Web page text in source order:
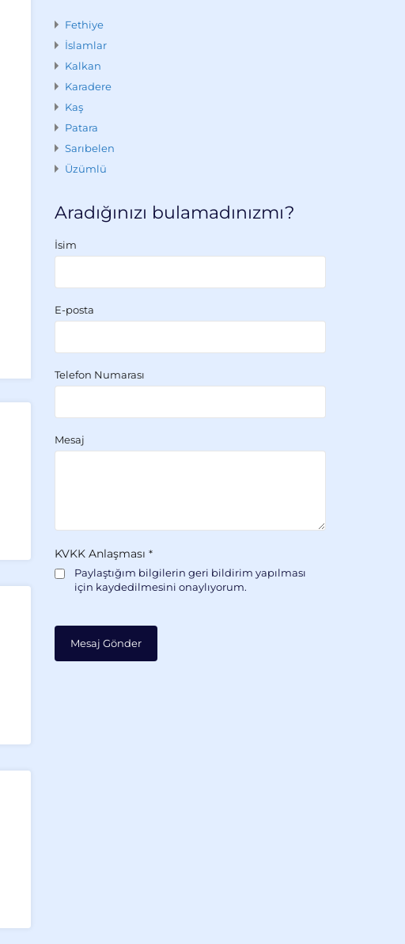
Fethiye
İslamlar
Kalkan
Karadere
Kaş
Patara
Sarıbelen
Üzümlü
Aradığınızı bulamadınızmı?
İsim
E-posta
Telefon Numarası
Mesaj
KVKK Anlaşması *
Paylaştığım bilgilerin geri bildirim yapılması
için kaydedilmesini onaylıyorum.